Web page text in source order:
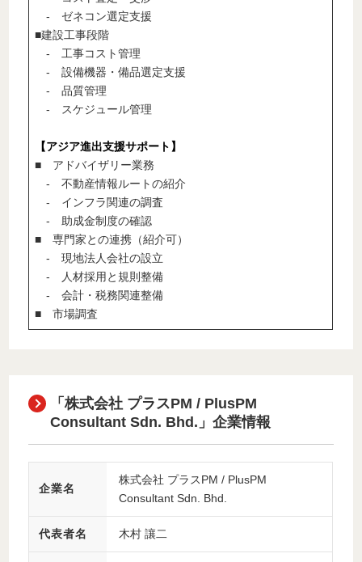
- ゼネコン選定支援
■建設工事段階
- 工事コスト管理
- 設備機器・備品選定支援
- 品質管理
- スケジュール管理
【アジア進出支援サポート】
■ アドバイザリー業務
- 不動産情報ルートの紹介
- インフラ関連の調査
- 助成金制度の確認
■ 専門家との連携（紹介可）
- 現地法人会社の設立
- 人材採用と規則整備
- 会計・税務関連整備
■ 市場調査
「株式会社 プラスPM / PlusPM
Consultant Sdn. Bhd.」企業情報
企業名
株式会社 プラスPM / PlusPM
Consultant Sdn. Bhd.
代表者名 木村 讓二